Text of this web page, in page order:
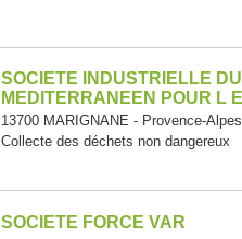
SOCIETE INDUSTRIELLE
MEDITERRANEEN POUR L
13700 MARIGNANE - Provence-
Collecte des déchets non dangereux
SOCIETE FORCE VAR